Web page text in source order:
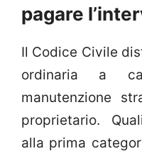
pagare
Il Codice Civile
ordinaria a
manutenzione
proprietario.
alla prima